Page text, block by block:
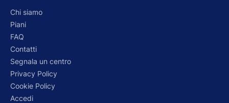
Chi siamo
Piani
FAQ
Contatti
Segnala un centro
Privacy Policy
Cookie Policy
Accedi